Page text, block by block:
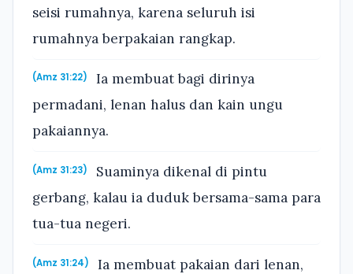
seisi rumahnya, karena seluruh isi
rumahnya berpakaian rangkap.
(Amz 31:22)
Ia membuat bagi dirinya
permadani, lenan halus dan kain ungu
pakaiannya.
(Amz 31:23)
Suaminya dikenal di pintu
gerbang, kalau ia duduk bersama-sama para
tua-tua negeri.
(Amz 31:24)
Ia membuat pakaian dari lenan,